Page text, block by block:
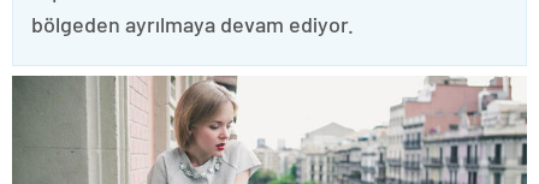
bölgeden ayrılmaya devam ediyor.